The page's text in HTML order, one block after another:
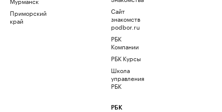
Приморский
край
Сайт
знакомств
podbor.ru
РБК
Компании
РБК Курсы
Школа
управления
РБК
РБК